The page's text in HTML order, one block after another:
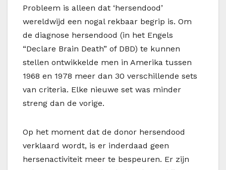
Probleem is alleen dat ‘hersendood’
wereldwijd een nogal rekbaar begrip is. Om
de diagnose hersendood (in het Engels
“Declare Brain Death” of DBD) te kunnen
stellen ontwikkelde men in Amerika tussen
1968 en 1978 meer dan 30 verschillende sets
van criteria. Elke nieuwe set was minder
streng dan de vorige.
Op het moment dat de donor hersendood
verklaard wordt, is er inderdaad geen
hersenactiviteit meer te bespeuren. Er zijn